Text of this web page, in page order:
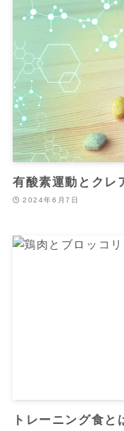
有酸素運動とクレ
2024年6月7日
トレーニング食と